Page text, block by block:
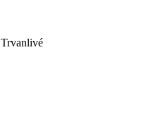
Trvanlivé